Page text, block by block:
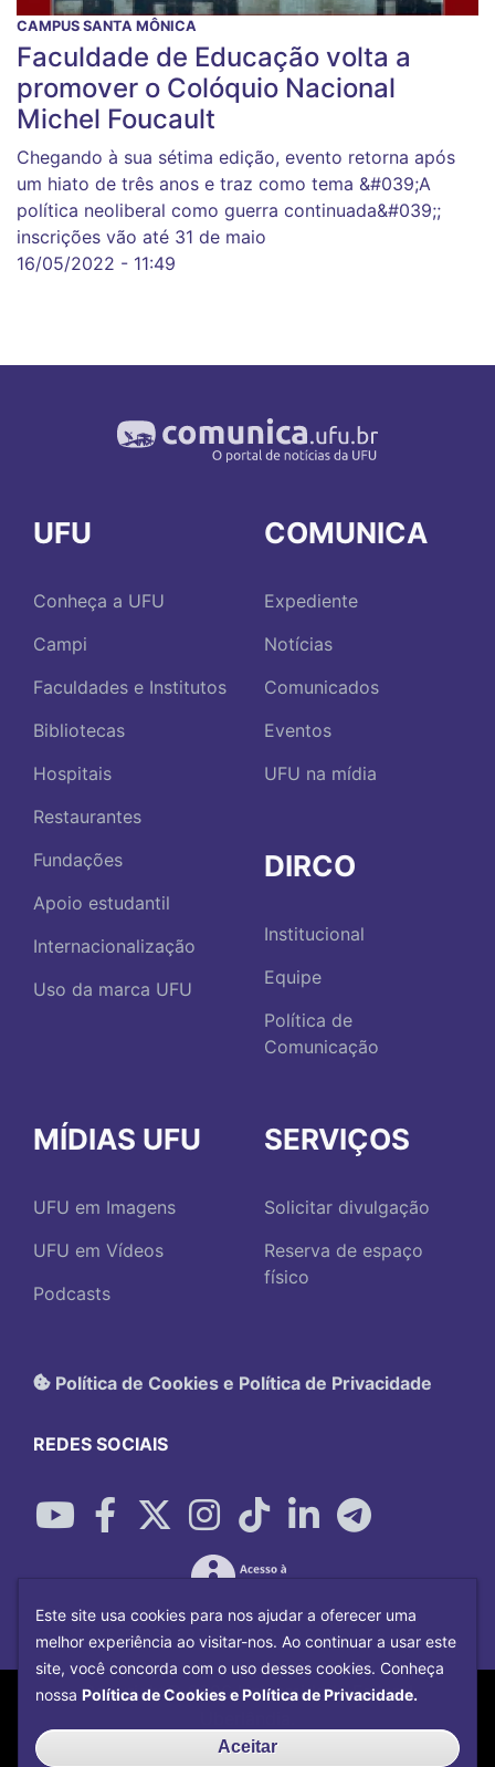
CAMPUS SANTA MÔNICA
Faculdade de Educação volta a
promover o Colóquio Nacional
Michel Foucault
Chegando à sua sétima edição, evento retorna após
um hiato de três anos e traz como tema &#039;A
política neoliberal como guerra continuada&#039;;
inscrições vão até 31 de maio
16/05/2022 - 11:49
UFU
Conheça a UFU
Campi
Faculdades e Institutos
Bibliotecas
Hospitais
Restaurantes
Fundações
Apoio estudantil
Internacionalização
Uso da marca UFU
COMUNICA
Expediente
Notícias
Comunicados
Eventos
UFU na mídia
DIRCO
Institucional
Equipe
Política de
Comunicação
MÍDIAS UFU
UFU em Imagens
UFU em Vídeos
Podcasts
SERVIÇOS
Solicitar divulgação
Reserva de espaço
físico
Política de Cookies e Política de Privacidade
REDES SOCIAIS
Copyright©2026Universidade Federal
Desenvolvido porCentro de Tecnologia da
Este site usa cookies para nos ajudar a oferecer uma
melhor experiência ao visitar-nos. Ao continuar a usar este
site, você concorda com o uso desses cookies. Conheça
nossa Política de Cookies e Política de Privacidade.
Aceitar